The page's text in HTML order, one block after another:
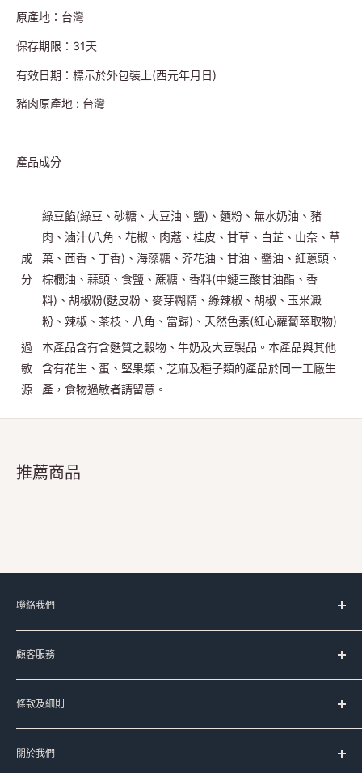
原產地：台灣
保存期限：31天
有效日期：標示於外包裝上(西元年月日)
豬肉原產地 : 台灣
產品成分
成
分
綠豆餡(綠豆、砂糖、大豆油、鹽)、麵粉、無水奶油、豬
肉、滷汁(八角、花椒、肉蔻、桂皮、甘草、白芷、山奈、草
菓、茴香、丁香)、海藻糖、芥花油、甘油、醬油、紅蔥頭、
棕櫚油、蒜頭、食鹽、蔗糖、香料(中鏈三酸甘油酯、香
料)、胡椒粉(麩皮粉、麥芽糊精、綠辣椒、胡椒、玉米澱
粉、辣椒、茶枝、八角、當歸)、天然色素(紅心蘿蔔萃取物)
過
敏
源
本產品含有含麩質之穀物、牛奶及大豆製品。本產品與其他
含有花生、蛋、堅果類、芝麻及種子類的產品於同一工廠生
產，食物過敏者請留意。
推薦商品
聯絡我們
服務時間：
星期一至五 上午11時-晚上8時
(星期六﹑日及公眾假期休息)
Signal:+852 90107944
Line:@meadowduck
顧客服務
台灣代購服務流程
如何購買
送貨服務
常見問題
條款及細則
服務條款
運送條款
關於我們